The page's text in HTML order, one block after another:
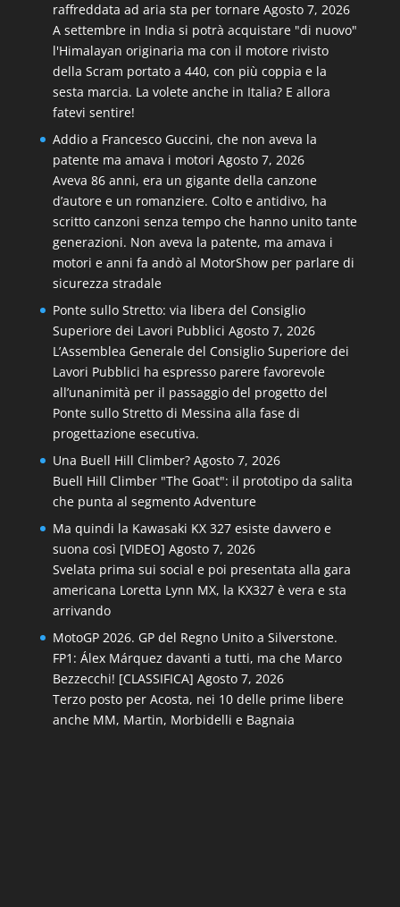
raffreddata ad aria sta per tornare Agosto 7, 2026
A settembre in India si potrà acquistare "di nuovo"
l'Himalayan originaria ma con il motore rivisto
della Scram portato a 440, con più coppia e la
sesta marcia. La volete anche in Italia? E allora
fatevi sentire!
Addio a Francesco Guccini, che non aveva la
patente ma amava i motori Agosto 7, 2026
Aveva 86 anni, era un gigante della canzone
d’autore e un romanziere. Colto e antidivo, ha
scritto canzoni senza tempo che hanno unito tante
generazioni. Non aveva la patente, ma amava i
motori e anni fa andò al MotorShow per parlare di
sicurezza stradale
Ponte sullo Stretto: via libera del Consiglio
Superiore dei Lavori Pubblici Agosto 7, 2026
L’Assemblea Generale del Consiglio Superiore dei
Lavori Pubblici ha espresso parere favorevole
all’unanimità per il passaggio del progetto del
Ponte sullo Stretto di Messina alla fase di
progettazione esecutiva.
Una Buell Hill Climber? Agosto 7, 2026
Buell Hill Climber "The Goat": il prototipo da salita
che punta al segmento Adventure
Ma quindi la Kawasaki KX 327 esiste davvero e
suona così [VIDEO] Agosto 7, 2026
Svelata prima sui social e poi presentata alla gara
americana Loretta Lynn MX, la KX327 è vera e sta
arrivando
MotoGP 2026. GP del Regno Unito a Silverstone.
FP1: Álex Márquez davanti a tutti, ma che Marco
Bezzecchi! [CLASSIFICA] Agosto 7, 2026
Terzo posto per Acosta, nei 10 delle prime libere
anche MM, Martin, Morbidelli e Bagnaia